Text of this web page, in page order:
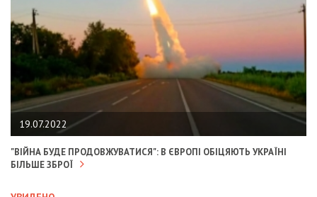
19.07.2022
"ВІЙНА БУДЕ ПРОДОВЖУВАТИСЯ": В ЄВРОПІ ОБІЦЯЮТЬ УКРАЇНІ
БІЛЬШЕ ЗБРОЇ